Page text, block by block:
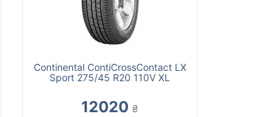
Continental ContiCrossContact LX
Sport 275/45 R20 110V XL
12020 ₴